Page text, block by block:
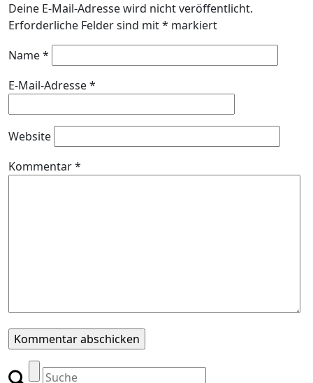
Deine E-Mail-Adresse wird nicht veröffentlicht.
Erforderliche Felder sind mit* markiert
Name*
E-Mail-Adresse*
Website
Kommentar*